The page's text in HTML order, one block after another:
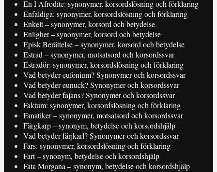
En I Afrodite: synonymer, korsordslösning och förklaring
Enfaldiga: synonymer, korsordslösning och förklaring
Enkelt – synonymer, korsord och betydelse
Enlighet – synonymer, korsord och betydelse
Episk Berättelse – synonymer, korsord och betydelse
Estrad – synonymer, motsatsord och korsordssvar
Estradör: synonymer, korsordslösning och förklaring
Vad betyder eufonium? Synonymer och korsordssvar
Vad betyder eunuck? Synonymer och korsordssvar
Vad betyder fajans? Synonymer och korsordssvar
Faktum: synonymer, korsordslösning och förklaring
Fanatiker – synonymer, motsatsord och korsordssvar
Färgkarp – synonym, betydelse och korsordshjälp
Vad betyder färjkarl? Synonymer och korsordssvar
Fars: synonymer, korsordslösning och förklaring
Fart – synonym, betydelse och korsordshjälp
Fata Morgana – synonym, betydelse och korsordshjälp